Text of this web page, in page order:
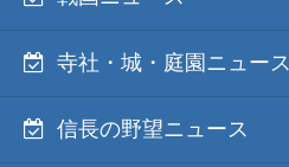
寺社・城・庭園ニュース
信長の野望ニュース